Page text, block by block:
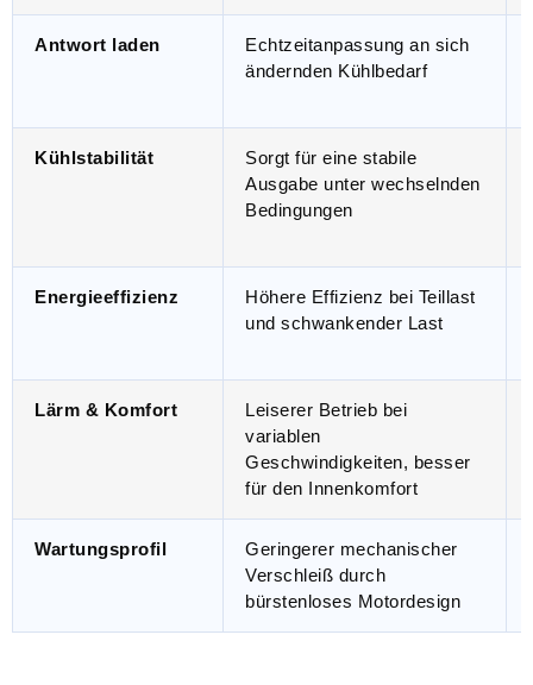
Antwort laden
Echtzeitanpassung an sich
ändernden Kühlbedarf
Kühlstabilität
Sorgt für eine stabile
Ausgabe unter wechselnden
Bedingungen
Energieeffizienz
Höhere Effizienz bei Teillast
und schwankender Last
Lärm & Komfort
Leiserer Betrieb bei
variablen
Geschwindigkeiten, besser
für den Innenkomfort
Wartungsprofil
Geringerer mechanischer
Verschleiß durch
bürstenloses Motordesign